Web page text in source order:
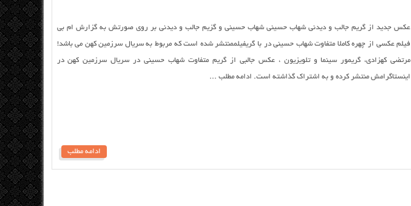
عکس جدید از گریم جالب و دیدنی شهاب حسینی شهاب حسینی و گزیم جالب و دیدنی بر روی صورتش به گزارش ام بی
فیلم عکسی از چهره کاملا متفاوت شهاب حسینی در با گریفیلممنتشر شده است که مربوط به سریال سرزمین کهن می باشد!
مرتضی کهزادی، گریمور سینما و تلویزیون ، عکس جالبی از گریم متفاوت شهاب حسینی در سریال سرزمین کهن در
اینستاگرامش منتشر کرده و به اشتراک گذاشته است. ادامه مطلب ...
ادامه مطلب